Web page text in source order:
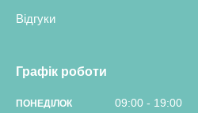
Відгуки
Графік роботи
ПОНЕДІЛОК 09:00 19:00